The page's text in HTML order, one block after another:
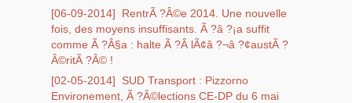
[06-09-2014]
RentrÃ ?Â©e 2014. Une nouvelle
fois, des moyens insuffisants. Ã ?â ?¡a suffit
comme Ã ?Â§a : halte Ã ?Â lÃ¢â ?¬â ?¢austÃ ?
Â©ritÃ ?Â© !
[02-05-2014]
SUD Transport : Pizzorno
Environement, Ã ?Â©lections CE-DP du 6 mai